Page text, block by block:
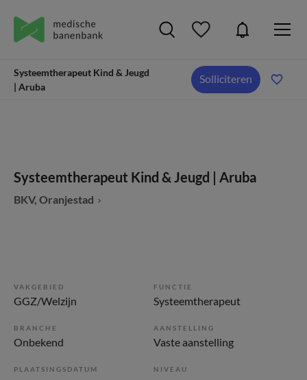
Systeemtherapeut Kind & Jeugd
| Aruba
Solliciteren
Systeemtherapeut Kind & Jeugd | Aruba
BKV, Oranjestad
VAKGEBIED
GGZ/Welzijn
FUNCTIE
Systeemtherapeut
BRANCHE
Onbekend
AANSTELLING
Vaste aanstelling
PLAATSINGSDATUM NIVEAU